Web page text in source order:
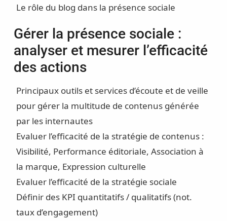
Le rôle du blog dans la présence sociale
Gérer la présence sociale :
analyser et mesurer l’efficacité
des actions
Principaux outils et services d’écoute et de veille
pour gérer la multitude de contenus générée
par les internautes
Evaluer l’efficacité de la stratégie de contenus :
Visibilité, Performance éditoriale, Association à
la marque, Expression culturelle
Evaluer l’efficacité de la stratégie sociale
Définir des KPI quantitatifs / qualitatifs (not.
taux d’engagement)